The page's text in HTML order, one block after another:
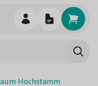
Hochstamm